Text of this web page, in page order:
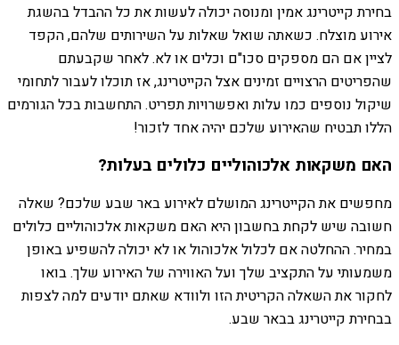
בחירת קייטרינג אמין ומנוסה יכולה לעשות את כל ההבדל בהשגת
אירוע מוצלח. כשאתה שואל שאלות על השירותים שלהם, הקפד
לציין אם הם מספקים סכו"ם וכלים או לא. לאחר שקבעתם
שהפריטים הרצויים זמינים אצל הקייטרינג, אז תוכלו לעבור לתחומי
שיקול נוספים כמו עלות ואפשרויות תפריט. התחשבות בכל הגורמים
הללו תבטיח שהאירוע שלכם יהיה אחד לזכור!
האם משקאות אלכוהוליים כלולים בעלות?
מחפשים את הקייטרינג המושלם לאירוע באר שבע שלכם? שאלה
חשובה שיש לקחת בחשבון היא האם משקאות אלכוהוליים כלולים
במחיר. ההחלטה אם לכלול אלכוהול או לא יכולה להשפיע באופן
משמעותי על התקציב שלך ועל האווירה של האירוע שלך. בואו
לחקור את השאלה הקריטית הזו ולוודא שאתם יודעים למה לצפות
בבחירת קייטרינג בבאר שבע.